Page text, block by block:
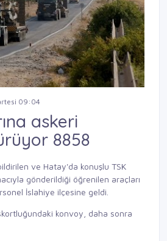
09:04
askeri
8858
ve Hatay'da konuşlu TSK
gönderildiği öğrenilen araçları
İslahiye ilçesine geldi.
konvoy, daha sonra